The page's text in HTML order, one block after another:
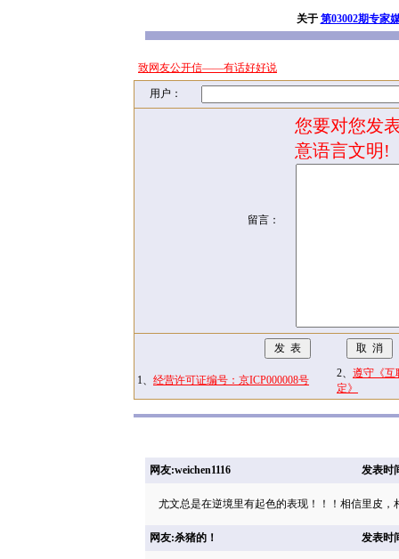
关于 第03002期专家
致网友公开信——有话好好说
用户：
留言：
您要对您发
意语言文明!
1、 经营许可证编号：京ICP000008号
2、 遵守《互
定》
网友:weichen1116 发表时
尤文总是在逆境里有起色的表现！！！相信里皮，
网友:杀猪的！ 发表时